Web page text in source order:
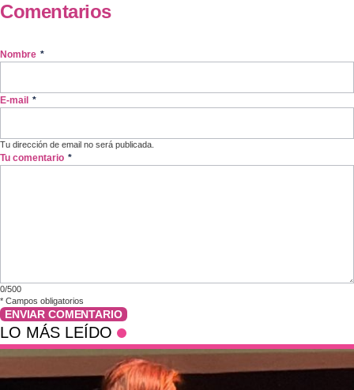
Comentarios
Nombre *
E-mail *
Tu dirección de email no será publicada.
Tu comentario *
0/500
* Campos obligatorios
ENVIAR COMENTARIO
LO MÁS LEÍDO